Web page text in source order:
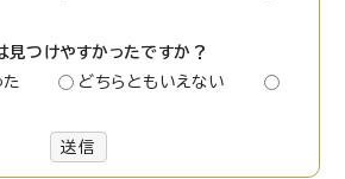
見つけやすかったですか？
た
どちらともいえない
送信